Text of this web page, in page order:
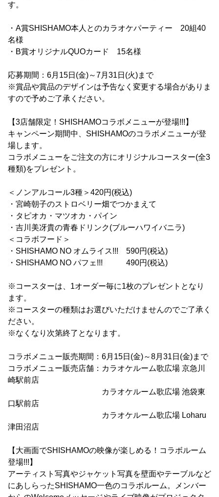
す。
・A賞SHISHAMO本人とのカラオケパーティー 20組40
名様
・B賞オリジナルQUOカード 15名様
応募期間：6月15日(金)～7月31日(火)まで
※賞品や賞品のデザインは予告なく変更する場合がありま
すので予めご了承ください。
【3店舗限定！SHISHAMOコラボメニューが登場!!!】
キャンペーン期間中、SHISHAMOのコラボメニューが登
場します。
コラボメニューをご注文の方にオリジナルコースター(全3
種類)をプレゼント。
＜ノンアルコール3種＞420円(税込)
・宮崎朝子のストロベリー畑でつかまえて
・タピオカ・マツオカ・パイン
・吉川美冴貴の青春ドリンク(ブルーハワイバニラ)
＜コラボフード＞
・SHISHAMO NO オムライス!!! 590円(税込)
・SHISHAMO NO パフェ!!! 490円(税込)
※コースターは、1オーダー毎に1枚のプレゼントとなり
ます。
※コースターの種類はお選びいただけませんのでご了承く
ださい。
※なくなり次第終了となります。
コラボメニュー販売期間：6月15日(金)～8月31日(金)まで
コラボメニュー販売店舗：カラオケルーム歌広場 京急川
崎駅前店
カラオケルーム歌広場 池袋東
口駅前店
カラオケルーム歌広場 Loharu
津田沼店
【大画面でSHISHAMOの映像が楽しめる！コラボルーム
登場!!!】
アーティスト写真やジャケット写真を壁面やテーブルなど
にあしらったSHISHAMO一色のコラボルーム。メンバー